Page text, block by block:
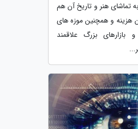
تماشای هنر و تاریخ آن هم
هزینه و همچنین موزه های
بزرگ علاقمند